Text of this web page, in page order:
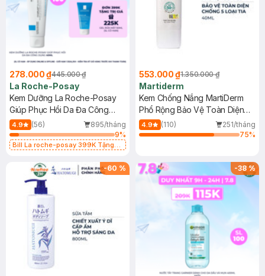
278.000 ₫445.000 ₫
La Roche-Posay
Kem Dưỡng La Roche-Posay
Giúp Phục Hồi Da Đa Công
Dụng 40ml
4.9 (56)
895/tháng
9%
Bill La roche-posay 399K Tặng
(SL có hạn)
553.000 ₫1.350.000 ₫
Martiderm
Kem Chống Nắng MartiDerm
Phổ Rộng Bảo Vệ Toàn Diện
40ml
4.9 (110)
251/tháng
75%
-60 % -38%